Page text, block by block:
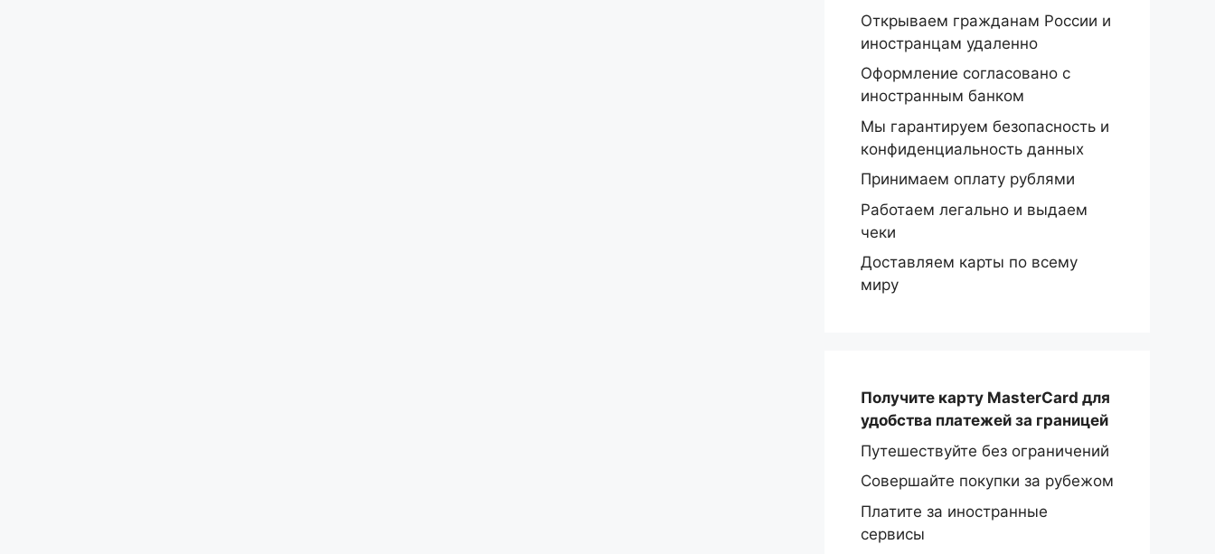
Открываем гражданам России и
иностранцам удаленно
Оформление согласовано с
иностранным банком
Мы гарантируем безопасность и
конфиденциальность данных
Принимаем оплату рублями
Работаем легально и выдаем
чеки
Доставляем карты по всему
миру
Получите карту MasterCard для
удобства платежей за границей
Путешествуйте без ограничений
Совершайте покупки за рубежом
Платите за иностранные
сервисы